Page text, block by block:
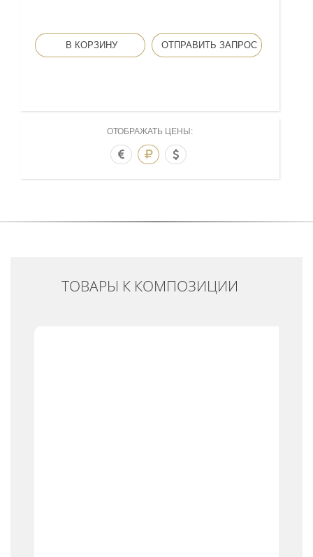
В КОРЗИНУ ОТПРАВИТЬ ЗАПРОС
ОТОБРАЖАТЬ ЦЕНЫ:
ТОВАРЫ К КОМПОЗИЦИИ